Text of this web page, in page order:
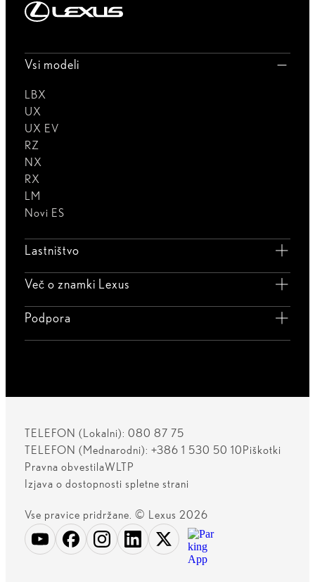
Vsi modeli
LBX
UX
UX EV
RZ
NX
RX
LM
Novi ES
Lastništvo
Več o znamki Lexus
Podpora
TELEFON (Lokalni): 080 87 75
TELEFON (Mednarodni): +386 1 530 50 10 Piškotki
Pravna obvestilaWLTP
Izjava o dostopnosti spletne strani
Vse pravice pridržane. © Lexus 2026